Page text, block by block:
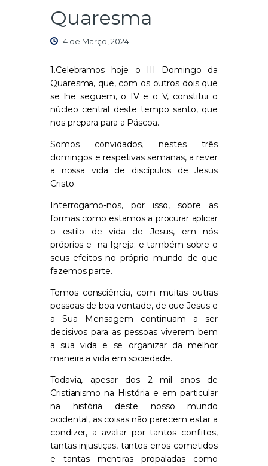
Quaresma
4 de Março, 2024
1.Celebramos hoje o III Domingo da
Quaresma, que, com os outros dois que
se lhe seguem, o IV e o V, constitui o
núcleo central deste tempo santo, que
nos prepara para a Páscoa.
Somos convidados, nestes três
domingos e respetivas semanas, a rever
a nossa vida de discípulos de Jesus
Cristo.
Interrogamo-nos, por isso, sobre as
formas como estamos a procurar aplicar
o estilo de vida de Jesus, em nós
próprios e na Igreja; e também sobre o
seus efeitos no próprio mundo de que
fazemos parte.
Temos consciência, com muitas outras
pessoas de boa vontade, de que Jesus e
a Sua Mensagem continuam a ser
decisivos para as pessoas viverem bem
a sua vida e se organizar da melhor
maneira a vida em sociedade.
Todavia, apesar dos 2 mil anos de
Cristianismo na História e em particular
na história deste nosso mundo
ocidental, as coisas não parecem estar a
condizer, a avaliar por tantos conflitos,
tantas injustiças, tantos erros cometidos
e tantas mentiras propaladas como